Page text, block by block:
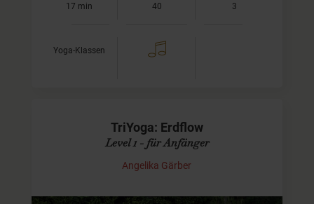
17 min 40 3
Yoga-Klassen
TriYoga: Erdflow
Level 1 - für Anfänger
Angelika Gärber